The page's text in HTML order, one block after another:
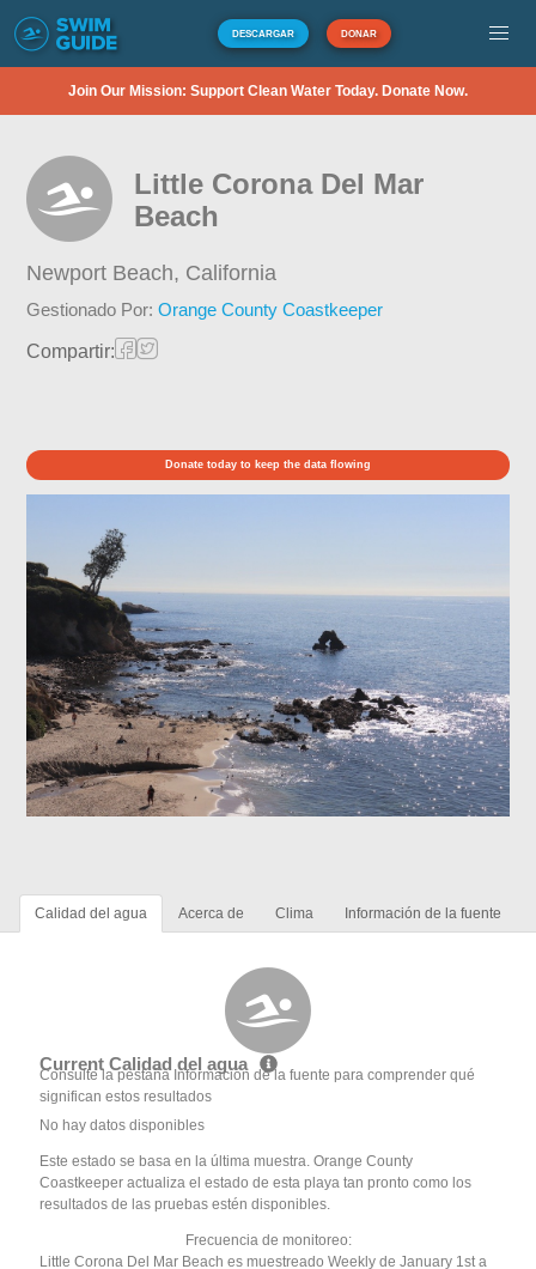
DESCARGAR DONAR
Join Our Mission: Support Clean Water Today. Donate Now.
Little Corona Del Mar
Beach
Newport Beach, California
Gestionado Por:Orange County Coastkeeper
Compartir:
Donate today to keep the data flowing
Calidad del agua Acerca de Clima Información de la fuente
Current Calidad del agua
Consulte la pestaña Información de la fuente para comprender qué
significan estos resultados
No hay datos disponibles
Este estado se basa en la última muestra. Orange County
Coastkeeper actualiza el estado de esta playa tan pronto como los
resultados de las pruebas estén disponibles.
Frecuencia de monitoreo:
Little Corona Del Mar Beach es muestreado Weekly de January 1st a